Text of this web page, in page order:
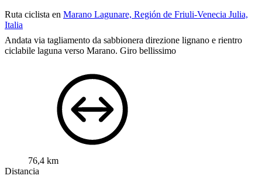
Ruta ciclista en Marano Lagunare, Región de Friuli-Venecia Julia,
Italia
Andata via tagliamento da sabbionera direzione lignano e rientro
ciclabile laguna verso Marano. Giro bellissimo
76,4 km
Distancia